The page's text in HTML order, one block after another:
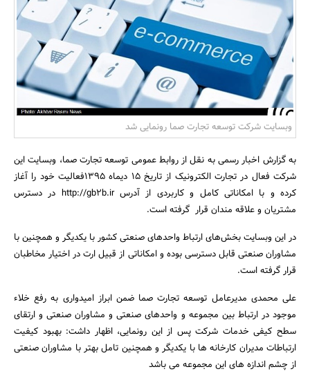
بانک، بیمه و سرمایه
مسکن و ساختمان
جستجو
وبسایت شرکت توسعه تجارت صما رونمایی شد
به گزارش اخبار رسمی به نقل از روابط عمومی توسعه تجارت صما، وبسایت این
شرکت فعال در تجارت الکترونیک از تاریخ 15 دیماه 1395فعالیت خود را آغاز
کرده و با امکاناتی کامل و کاربردی از آدرس http://gb2b.ir در دسترس
مشتریان و علاقه مندان قرار گرفته است.
در این وبسایت بخش‌های ارتباط واحدهای صنعتی کشور با یکدیگر و همچنین با
مشاوران صنعتی قابل دسترسی بوده و امکاناتی از قبیل ارت در اختیار مخاطبان
قرار گرفته است.
علی محمدی مدیرعامل توسعه تجارت صما ضمن ابراز امیدواری به رفع خلاء
موجود در ارتباط بین مجموعه و واحدهای صنعتی و مشاوران صنعتی و ارتقای
سطح کیفی خدمات شرکت پس از این رونمایی، اظهار داشت: بهبود کیفیت
ارتباطات مدیران کارخانه ها با یکدیگر و همچنین تامل بهتر با مشاوران صنعتی
از چشم اندازه های این مجموعه می باشد